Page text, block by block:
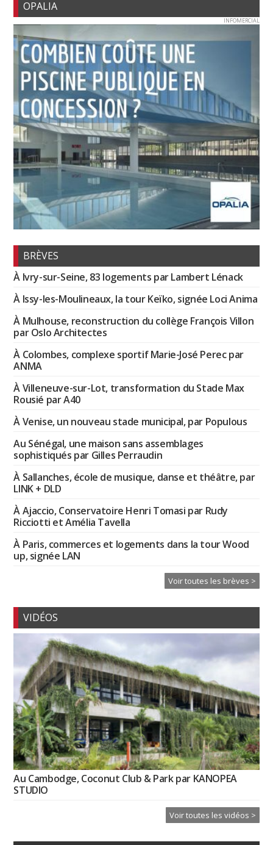
OPALIA
INFOMERCIAL
BRÈVES
À Ivry-sur-Seine, 83 logements par Lambert Lénack
À Issy-les-Moulineaux, la tour Keïko, signée Loci Anima
À Mulhouse, reconstruction du collège François Villon
par Oslo Architectes
À Colombes, complexe sportif Marie-José Perec par
ANMA
À Villeneuve-sur-Lot, transformation du Stade Max
Rousié par A40
À Venise, un nouveau stade municipal, par Populous
Au Sénégal, une maison sans assemblages
sophistiqués par Gilles Perraudin
À Sallanches, école de musique, danse et théâtre, par
LINK + DLD
À Ajaccio, Conservatoire Henri Tomasi par Rudy
Ricciotti et Amélia Tavella
À Paris, commerces et logements dans la tour Wood
up, signée LAN
Voir toutes les brèves >
VIDÉOS
Au Cambodge, Coconut Club & Park par KANOPEA
STUDIO
Voir toutes les vidéos >